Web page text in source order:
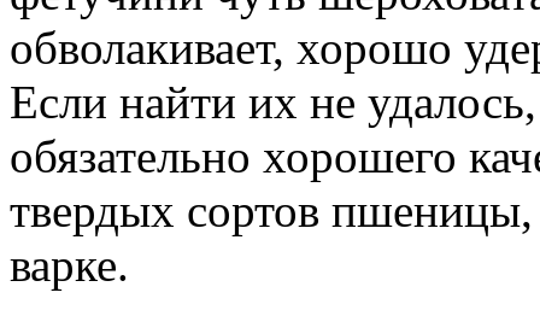
обволакивает, хорошо
Если найти их не
обязательно хорошего
твердых сортов
варке.